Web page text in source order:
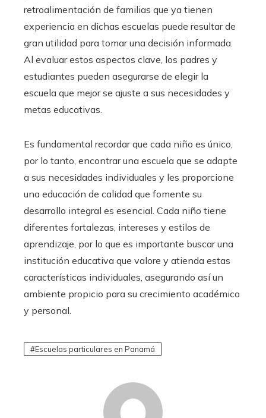
retroalimentación de familias que ya tienen
experiencia en dichas escuelas puede resultar de
gran utilidad para tomar una decisión informada.
Al evaluar estos aspectos clave, los padres y
estudiantes pueden asegurarse de elegir la
escuela que mejor se ajuste a sus necesidades y
metas educativas.
Es fundamental recordar que cada niño es único,
por lo tanto, encontrar una escuela que se adapte
a sus necesidades individuales y les proporcione
una educación de calidad que fomente su
desarrollo integral es esencial. Cada niño tiene
diferentes fortalezas, intereses y estilos de
aprendizaje, por lo que es importante buscar una
institución educativa que valore y atienda estas
características individuales, asegurando así un
ambiente propicio para su crecimiento académico
y personal.
Escuelas particulares en Panamá